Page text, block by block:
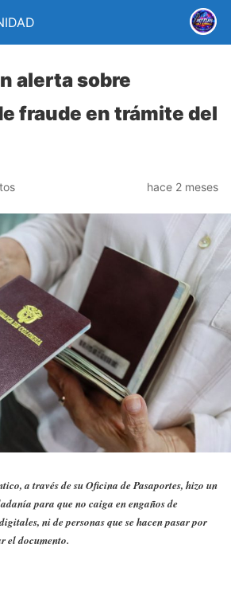
alerta sobre
fraude en trámite del
hace 2 meses
a través de su Oficina de Pasaportes, hizo un
para que no caiga en engaños de
ni de personas que se hacen pasar por
el documento.